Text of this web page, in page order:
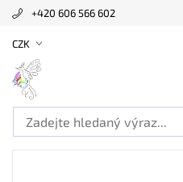
+420 606 566 602
CZK